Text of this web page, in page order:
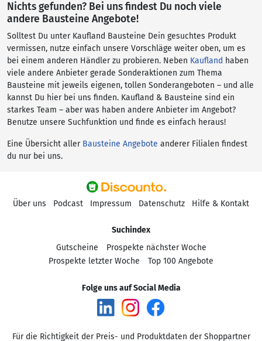
Nichts gefunden? Bei uns findest Du noch viele
andere Bausteine Angebote!
Solltest Du unter Kaufland Bausteine Dein gesuchtes Produkt
vermissen, nutze einfach unsere Vorschläge weiter oben, um es
bei einem anderen Händler zu probieren. Neben Kaufland haben
viele andere Anbieter gerade Sonderaktionen zum Thema
Bausteine mit jeweils eigenen, tollen Sonderangeboten – und alle
kannst Du hier bei uns finden. Kaufland & Bausteine sind ein
starkes Team – aber was haben andere Anbieter im Angebot?
Benutze unsere Suchfunktion und finde es einfach heraus!
Eine Übersicht aller Bausteine Angebote anderer Filialen findest
du nur bei uns.
Über uns Podcast Impressum Datenschutz Hilfe & Kontakt
Suchindex
Gutscheine
Prospekte nächster Woche
Prospekte letzter Woche
Top 100 Angebote
Folge uns auf Social Media
Für die Richtigkeit der Preis- und Produktdaten der Shoppartner